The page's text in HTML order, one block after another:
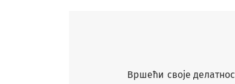
Вршећи своје